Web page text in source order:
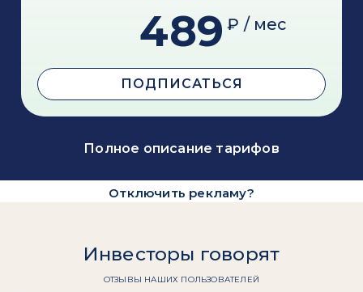
489 ₽ / мес
ПОДПИСАТЬСЯ
Полное описание тарифов
Отключить рекламу?
Инвесторы говорят
ОТЗЫВЫ НАШИХ ПОЛЬЗОВАТЕЛЕЙ